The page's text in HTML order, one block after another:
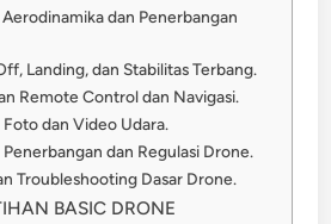
Aerodinamika dan Penerbangan
Landing, dan Stabilitas Terbang.
Remote Control dan Navigasi.
dan Video Udara.
dan Regulasi Drone.
Troubleshooting Dasar Drone.
BASIC DRONE